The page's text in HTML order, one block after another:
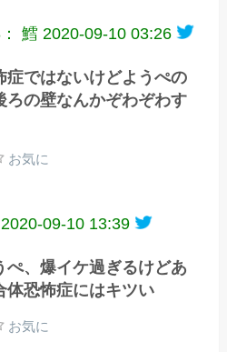
鱈 2020-09-10 03:26
症ではないけどようぺの
ろの壁なんかぞわぞわす
お気に
2020-09-10 13:39
ぺ、爆イケ過ぎるけどあ
体恐怖症にはキツい
お気に